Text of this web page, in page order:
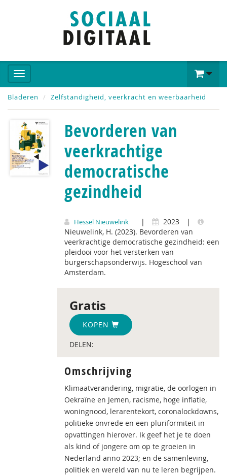
Bladeren Zelfstandigheid, veerkracht en weerbaarheid
Bevorderen van
veerkrachtige
democratische
gezindheid
Hessel Nieuwelink | 2023
|
Nieuwelink, H. (2023). Bevorderen van
veerkrachtige democratische gezindheid: een
pleidooi voor het versterken van
burgerschapsonderwijs. Hogeschool van
Amsterdam.
Gratis
KOPEN
DELEN:
Omschrijving
Klimaatverandering, migratie, de oorlogen in
Oekraïne en Jemen, racisme, hoge inflatie,
woningnood, lerarentekort, coronalockdowns,
politieke onvrede en een pluriformiteit in
opvattingen hierover. Ik geef het je te doen
als kind of jongere om op te groeien in
Nederland anno 2023; en de samenleving,
politiek en wereld van nu te leren begrijpen.